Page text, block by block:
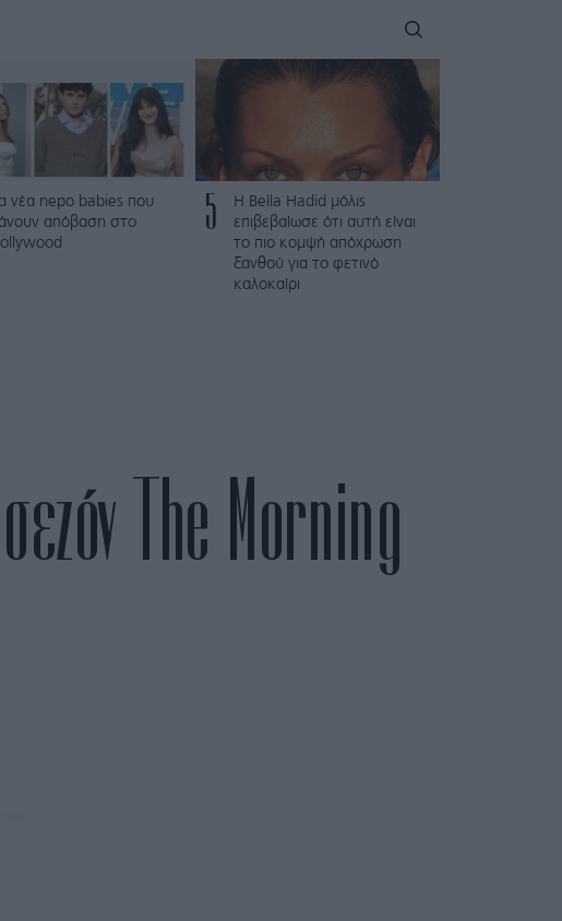
νέα nepo babies που
απόβαση στο
5
Η Bella Hadid μόλις
επιβεβαίωσε ότι αυτή είναι
το πιο κομψή απόχρωση
ξανθού για το φετινό
καλοκαίρι
The Morning